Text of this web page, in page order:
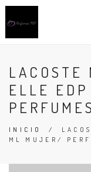
LACOSTE
ELLE
INICIO /
ML MUJER/